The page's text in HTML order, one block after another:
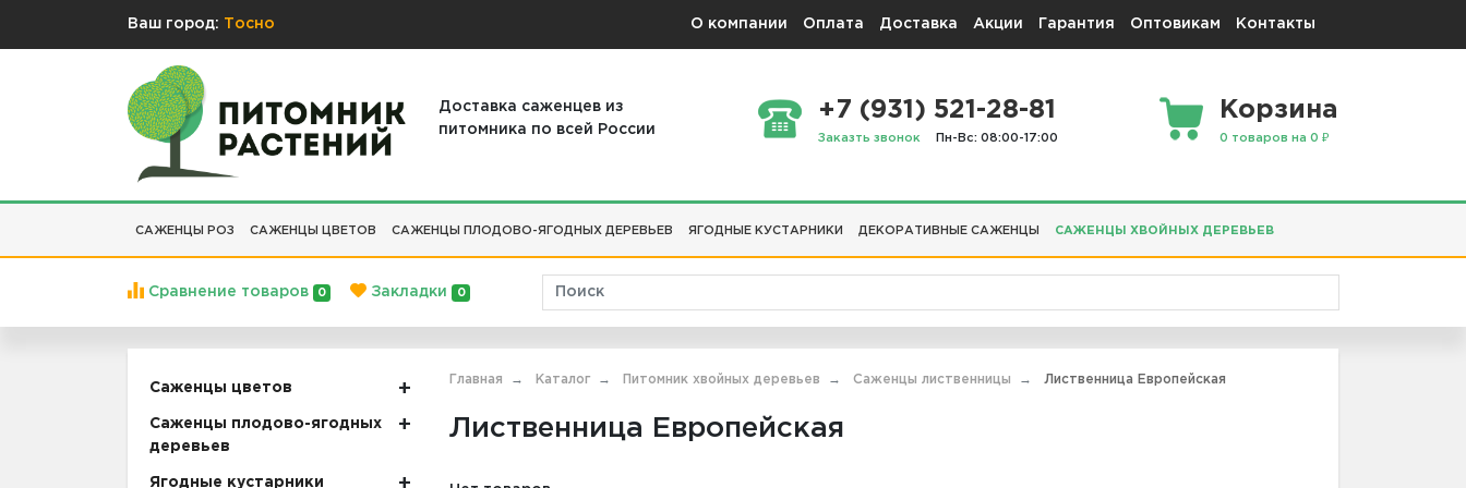
Ваш город: Тосно О компании Оплата Доставка Акции Гарантия Оптовикам Контакты
Доставка саженцев из
питомника по всей России
+7 (931) 521-28-81
Заказть звонок Пн-Вс: 08:00-17:00
Корзина
0 товаров на 0 ₽
САЖЕНЦЫ РОЗ САЖЕНЦЫ ЦВЕТОВ САЖЕНЦЫ ПЛОДОВО-ЯГОДНЫХ ДЕРЕВЬЕВ ЯГОДНЫЕ КУСТАРНИКИ ДЕКОРАТИВНЫЕ САЖЕНЦЫ САЖЕНЦЫ ХВОЙНЫХ ДЕРЕВЬЕВ
Сравнение товаров 0 Закладки 0
Саженцы цветов
Саженцы плодово-ягодных
деревьев
Ягодные кустарники
Главная Каталог Питомник хвойных деревьев Саженцы лиственницы Лиственница Европейская
Лиственница Европейская